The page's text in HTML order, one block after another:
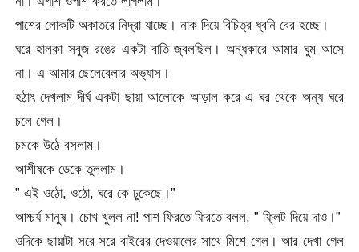
পাশের লোকটি অকাতরে নিদ্রা যাচ্ছে। নাক দিয়ে বিচিত্র ধ্বনি বের হচ্ছে।
ঘরে হালকা সবুজ রঙের একটা বাতি জ্বলছিল। অন্ধকারে আমার ঘুম আসে
না। এ আমার ছেলেবেলার অভ্যাস।
হঠাৎ দেখলাম দীর্ঘ একটা ছায়া আলোকে আড়াল করে এ ঘর থেকে অন্য ঘরে
চলে গেল।
চমকে উঠে বসলাম।
আশীষকে ডেকে তুললাম।
” এই ওঠো, ওঠো, ঘরে কে ঢুকেছে।”
আশ্চর্য মানুষ। চোখ খুলল না! পাশ ফিরতে ফিরতে বলল, ” ফ্লিট দিয়ে দাও।”
ওদিকে ছায়াটা সরে সরে বাইরের দেওয়ালের সাথে মিশে গেল। আর দেখা গেল